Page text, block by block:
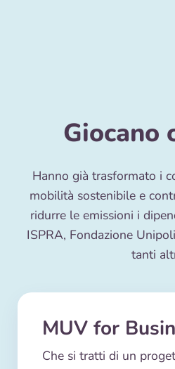
Giocano
Hanno già trasformato i
mobilità sostenibile e
ridurre le emissioni i
ISPRA, Fondazione
tanti
MUV for
Che si tratti di un